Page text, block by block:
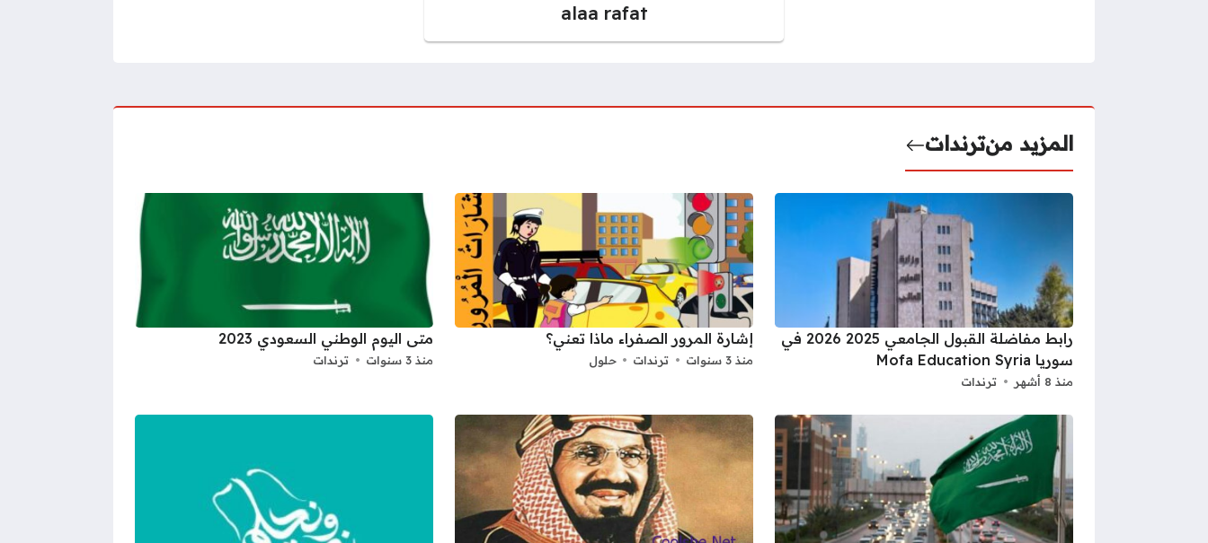
alaa rafat
المزيد منترندات
رابط مفاضلة القبول الجامعي 2025 2026 في
سوريا Mofa Education Syria
منذ 8 أشهر ترندات
إشارة المرور الصفراء ماذا تعني؟
منذ 3 سنوات ترندات حلول
متى اليوم الوطني السعودي 2023
منذ 3 سنوات ترندات